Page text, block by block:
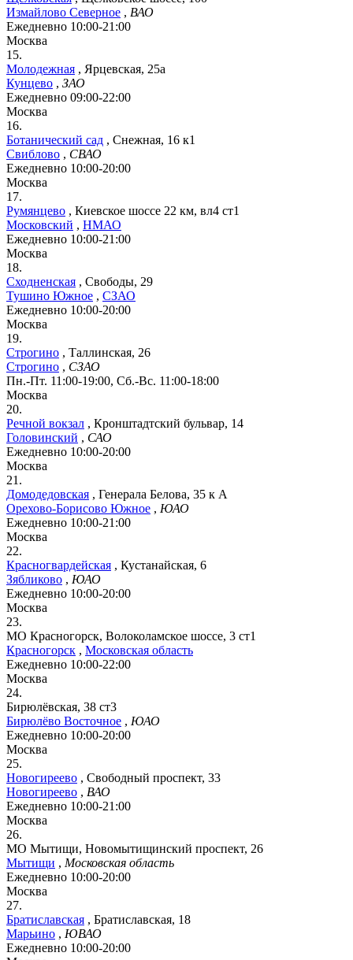
Измайлово Северное , ВАО
Ежедневно 10:00-21:00
Москва
15.
Молодежная , Ярцевская, 25а
Кунцево , ЗАО
Ежедневно 09:00-22:00
Москва
16.
Ботанический сад , Снежная, 16 к1
Свиблово , СВАО
Ежедневно 10:00-20:00
Москва
17.
Румянцево , Киевское шоссе 22 км, вл4 ст1
Московский , НМАО
Ежедневно 10:00-21:00
Москва
18.
Сходненская , Свободы, 29
Тушино Южное , СЗАО
Ежедневно 10:00-20:00
Москва
19.
Строгино , Таллинская, 26
Строгино , СЗАО
Пн.-Пт. 11:00-19:00, Сб.-Вс. 11:00-18:00
Москва
20.
Речной вокзал , Кронштадтский бульвар, 14
Головинский , САО
Ежедневно 10:00-20:00
Москва
21.
Домодедовская , Генерала Белова, 35 к А
Орехово-Борисово Южное , ЮАО
Ежедневно 10:00-21:00
Москва
22.
Красногвардейская , Кустанайская, 6
Зябликово , ЮАО
Ежедневно 10:00-20:00
Москва
23.
МО Красногорск, Волоколамское шоссе, 3 ст1
Красногорск , Московская область
Ежедневно 10:00-22:00
Москва
24.
Бирюлёвская, 38 ст3
Бирюлёво Восточное , ЮАО
Ежедневно 10:00-20:00
Москва
25.
Новогиреево , Свободный проспект, 33
Новогиреево , ВАО
Ежедневно 10:00-21:00
Москва
26.
МО Мытищи, Новомытищинский проспект, 26
Мытищи , Московская область
Ежедневно 10:00-20:00
Москва
27.
Братиславская , Братиславская, 18
Марьино , ЮВАО
Ежедневно 10:00-20:00